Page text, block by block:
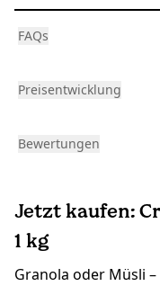
FAQs
Preisentwicklung
Bewertungen
Jetzt kaufen:
1 kg
Granola oder Müsli